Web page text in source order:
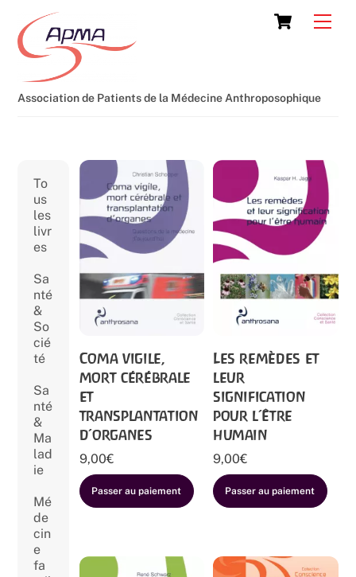
content
Cart
Association de Patients de la Médecine Anthroposophique
To
us
les
livr
es
Sa
nté
&
So
cié
té
Sa
nté
&
Ma
lad
ie
Mé
de
cin
e
fa
Coma vigile,
mort cérébrale
et
transplantation
d’organes
9,00€
Passer au paiement
Les remèdes et
leur
signification
pour l’être
humain
9,00€
Passer au paiement